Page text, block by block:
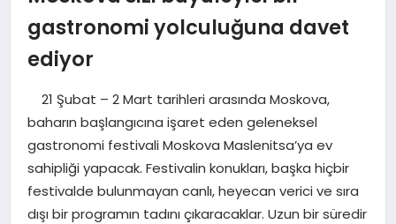
GÜNDEM
MAGAZIN
SAĞLIK
TEKNOLOJI
gastronomi yolculuğuna davet
ediyor
21 Şubat – 2 Mart tarihleri arasında Moskova,
baharın başlangıcına işaret eden geleneksel
gastronomi festivali Moskova Maslenitsa’ya ev
sahipliği yapacak. Festivalin konukları, başka hiçbir
festivalde bulunmayan canlı, heyecan verici ve sıra
dışı bir programın tadını çıkaracaklar. Uzun bir süredir